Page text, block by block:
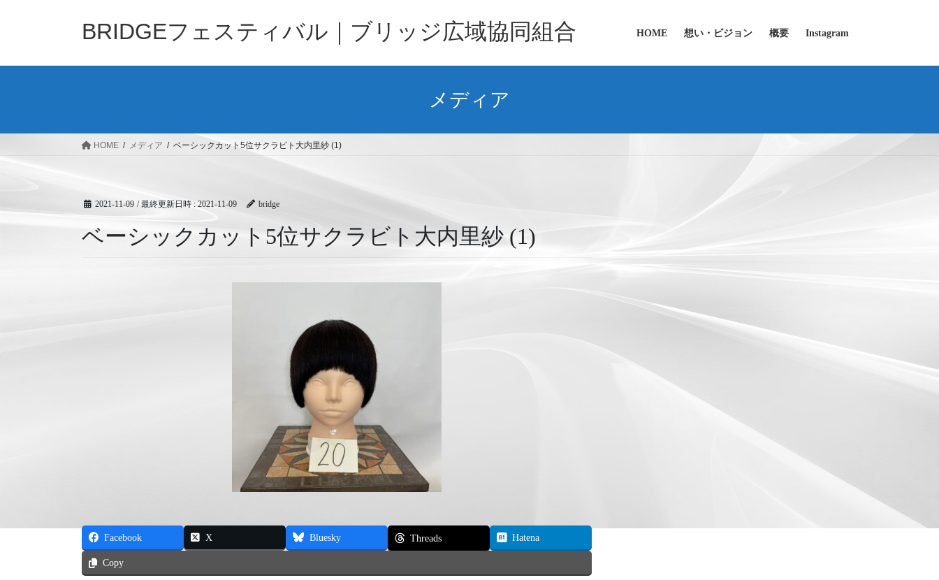
プ
動
BRIDGEフェスティバル｜ブリッジ広域協同組合 HOME 想い・ビジョン 概要 Instagram
メディア
HOME メディア ベーシックカット5位サクラビト大内里紗 (1)
2021-11-09 / 最終更新日時 : 2021-11-09 bridge
ベーシックカット5位サクラビト大内里紗 (1)
Facebook X Bluesky Threads Hatena
Copy